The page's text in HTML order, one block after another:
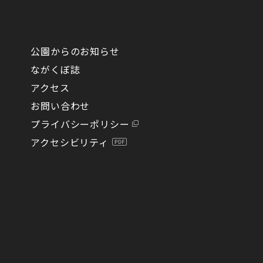
公園からのお知らせ
ながくぼ誌
アクセス
お問い合わせ
プライバシーポリシー
アクセシビリティ